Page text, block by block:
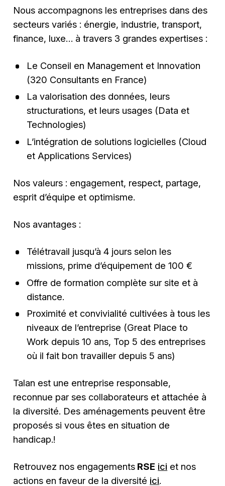
Nous accompagnons les entreprises dans des
secteurs variés : énergie, industrie, transport,
finance, luxe… à travers 3 grandes expertises :
Le Conseil en Management et Innovation
(320 Consultants en France)
La valorisation des données, leurs
structurations, et leurs usages (Data et
Technologies)
L’intégration de solutions logicielles (Cloud
et Applications Services)
Nos valeurs : engagement, respect, partage,
esprit d’équipe et optimisme.
Nos avantages :
Télétravail jusqu’à 4 jours selon les
missions, prime d’équipement de 100 €
Offre de formation complète sur site et à
distance.
Proximité et convivialité cultivées à tous les
niveaux de l’entreprise (Great Place to
Work depuis 10 ans, Top 5 des entreprises
où il fait bon travailler depuis 5 ans)
Talan est une entreprise responsable,
reconnue par ses collaborateurs et attachée à
la diversité. Des aménagements peuvent être
proposés si vous êtes en situation de
handicap.!
Retrouvez nos engagements RSE ici et nos
actions en faveur de la diversité ici.